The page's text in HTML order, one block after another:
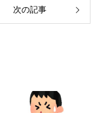
次の記事